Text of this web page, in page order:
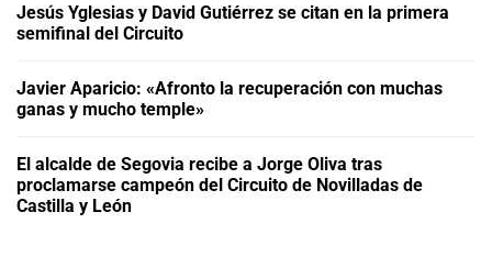
Jesús Yglesias y David Gutiérrez se citan en la primera
semifinal del Circuito
Javier Aparicio: «Afronto la recuperación con muchas
ganas y mucho temple»
El alcalde de Segovia recibe a Jorge Oliva tras
proclamarse campeón del Circuito de Novilladas de
Castilla y León